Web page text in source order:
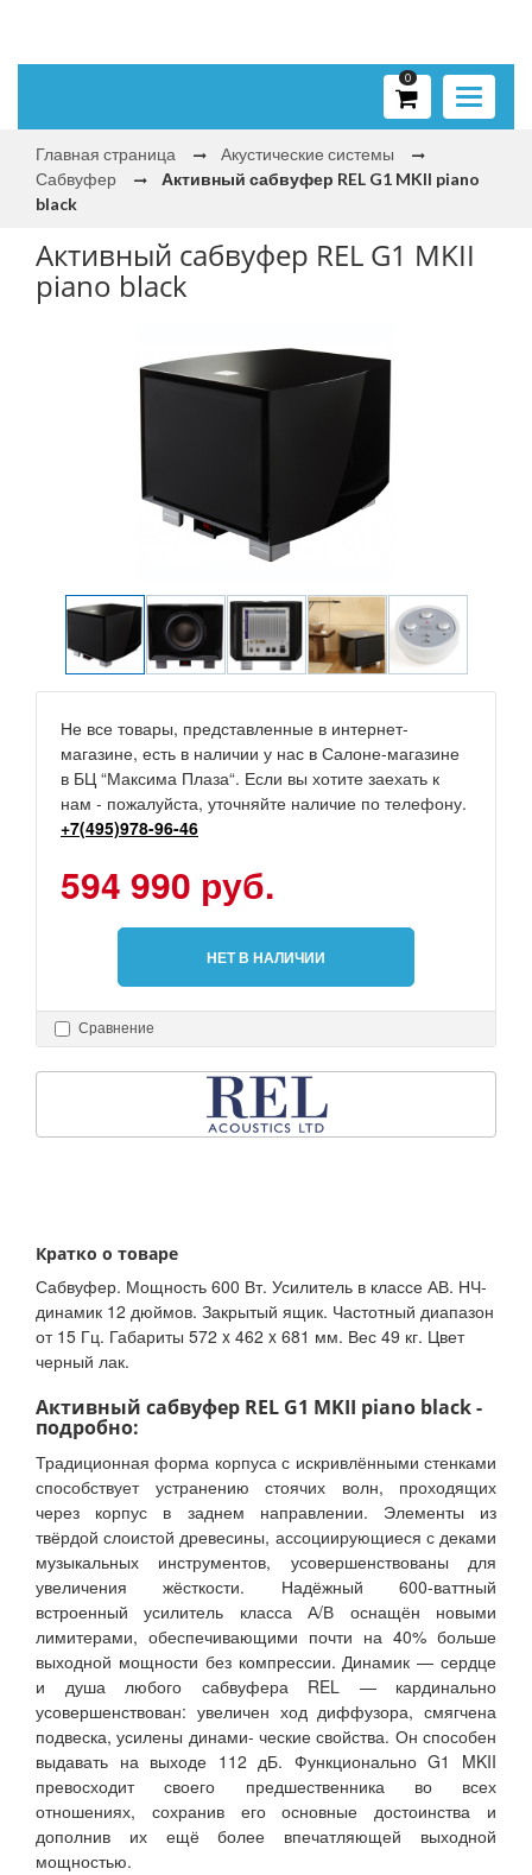
Toggle
0
Главная страница
Акустические системы
Сабвуфер
Активный сабвуфер REL G1 MKII piano
black
Активный сабвуфер REL G1 MKII
piano black
Не все товары, представленные в интернет-
магазине, есть в наличии у нас в Салоне-магазине
в БЦ “Максима Плаза“. Если вы хотите заехать к
нам - пожалуйста, уточняйте наличие по телефону.
+7(495)978-96-46
594 990 руб.
НЕТ В НАЛИЧИИ
Сравнение
Кратко о товаре
Сабвуфер. Мощность 600 Вт. Усилитель в классе АВ. НЧ-
динамик 12 дюймов. Закрытый ящик. Частотный диапазон
от 15 Гц. Габариты 572 x 462 x 681 мм. Вес 49 кг. Цвет
черный лак.
Активный сабвуфер REL G1 MKII piano black -
подробно:
Традиционная форма корпуса с искривлёнными стенками
способствует устранению стоячих волн, проходящих
через корпус в заднем направлении. Элементы из
твёрдой слоистой древесины, ассоциирующиеся с деками
музыкальных инструментов, усовершенствованы для
увеличения жёсткости. Надёжный 600-ваттный
встроенный усилитель класса А/В оснащён новыми
лимитерами, обеспечивающими почти на 40% больше
выходной мощности без компрессии. Динамик — сердце
и душа любого сабвуфера REL — кардинально
усовершенствован: увеличен ход диффузора, смягчена
подвеска, усилены динами- ческие свойства. Он способен
выдавать на выходе 112 дБ. Функционально G1 MKII
превосходит своего предшественника во всех
отношениях, сохранив его основные достоинства и
дополнив их ещё более впечатляющей выходной
мощностью.